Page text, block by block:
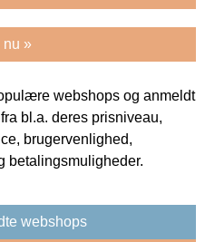
nu »
webshops og anmeldt
bl.a. deres prisniveau,
brugervenlighed,
betalingsmuligheder.
webshops